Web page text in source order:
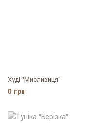
Худі "Мисливиця"
0 грн